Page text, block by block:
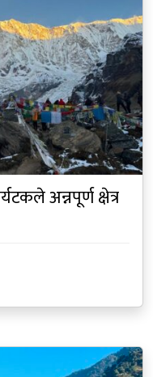
अन्नपूर्ण क्षेत्र